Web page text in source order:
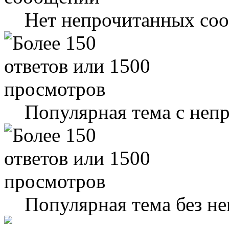
Нет непрочитанных
Популярная тема с
Популярная тема без